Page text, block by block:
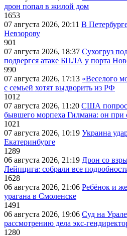
дрон попал в жилой дом
1653
07 августа 2026, 20:11 В
Невзорову
901
07 августа 2026, 18:37 Сухогруз
подвергся атаке БПЛА у порта
990
07 августа 2026, 17:13 «Веселого
с семьей хотят выдворить из РФ
1012
07 августа 2026, 11:20 США
бывшего морпеха Гилмана: он при
1021
07 августа 2026, 10:19 Украина
Екатеринбурге
1289
06 августа 2026, 21:19 Дрон со
Лейпцига: собрали все
1628
06 августа 2026, 21:06 Ребёнок и
урагана в Смоленске
1491
06 августа 2026, 19:06 Суд на
рассмотрению дела экс-
1280